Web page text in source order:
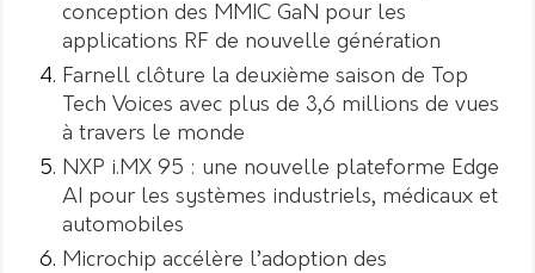
conception des MMIC GaN pour les
applications RF de nouvelle génération
Farnell clôture la deuxième saison de Top
Tech Voices avec plus de 3,6 millions de vues
à travers le monde
NXP i.MX 95 : une nouvelle plateforme Edge
AI pour les systèmes industriels, médicaux et
automobiles
Microchip accélère l’adoption des